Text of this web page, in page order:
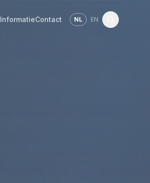
InformatieContact NL EN